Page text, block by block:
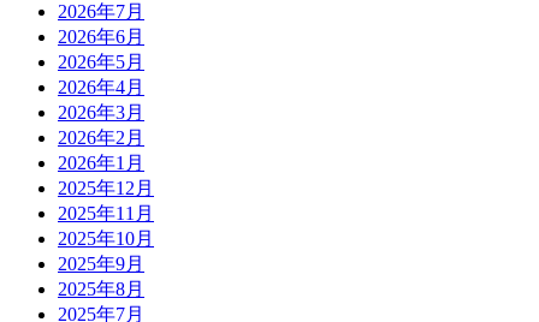
2026年7月
2026年6月
2026年5月
2026年4月
2026年3月
2026年2月
2026年1月
2025年12月
2025年11月
2025年10月
2025年9月
2025年8月
2025年7月